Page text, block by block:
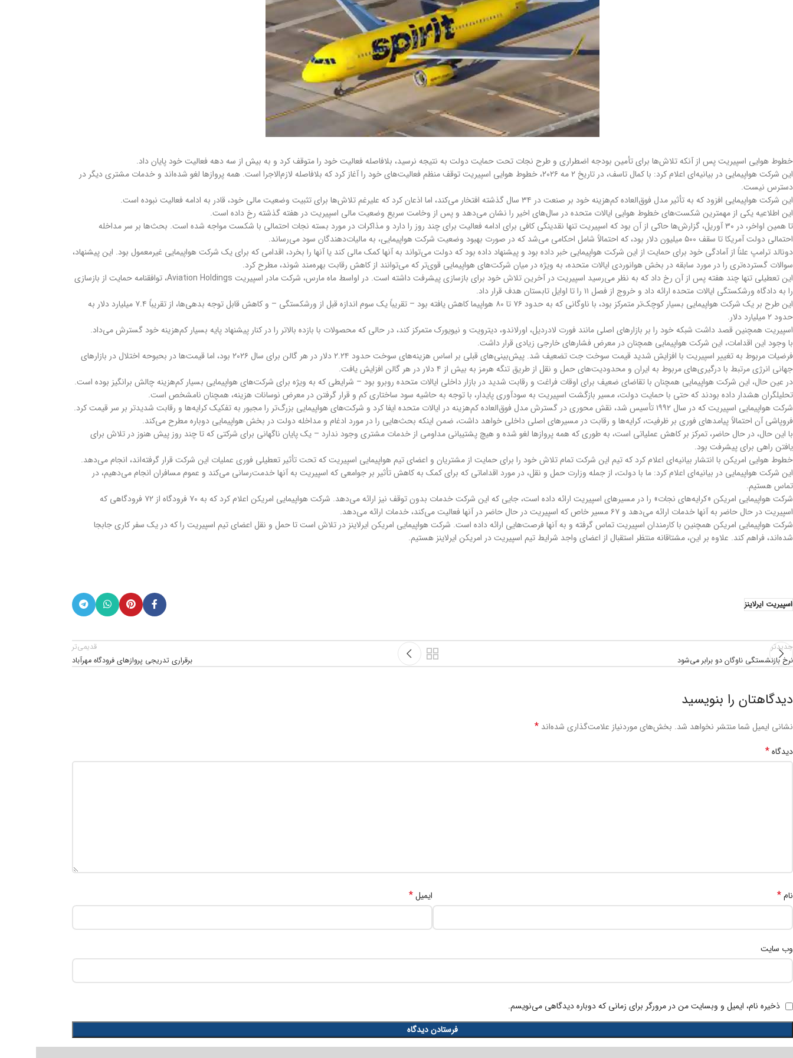
خطوط هوایی اسپیریت پس از آنکه تلاش‌ها برای تأمین بودجه اضطراری و طرح نجات تحت حمایت دولت به نتیجه نرسید، بلافاصله فعالیت خود را متوقف کرد و به بیش از سه دهه فعالیت خود پایان داد.
این شرکت هواپیمایی در بیانیه‌ای اعلام کرد: با کمال تاسف، در تاریخ ۲ مه ۲۰۲۶، خطوط هوایی اسپیریت توقف منظم فعالیت‌های خود را آغاز کرد که بلافاصله لازم‌الاجرا است. همه پروازها لغو شده‌اند و خدمات مشتری دیگر در
دسترس نیست.
این شرکت هواپیمایی افزود که به تأثیر مدل فوق‌العاده کم‌هزینه خود بر صنعت در ۳۴ سال گذشته افتخار می‌کند، اما اذعان کرد که علیرغم تلاش‌ها برای تثبیت وضعیت مالی خود، قادر به ادامه فعالیت نبوده است.
این اطلاعیه یکی از مهمترین شکست‌های خطوط هوایی ایالات متحده در سال‌های اخیر را نشان می‌دهد و پس از وخامت سریع وضعیت مالی اسپیریت در هفته گذشته رخ داده است.
تا همین اواخر، در ۳۰ آوریل، گزارش‌ها حاکی از آن بود که اسپیریت تنها نقدینگی کافی برای ادامه فعالیت برای چند روز را دارد و مذاکرات در مورد بسته نجات احتمالی با شکست مواجه شده است. بحث‌ها بر سر مداخله
احتمالی دولت آمریکا تا سقف ۵۰۰ میلیون دلار بود، که احتمالاً شامل احکامی می‌شد که در صورت بهبود وضعیت شرکت هواپیمایی، به مالیات‌دهندگان سود می‌رساند.
دونالد ترامپ علناً از آمادگی خود برای حمایت از این شرکت هواپیمایی خبر داده بود و پیشنهاد داده بود که دولت می‌تواند به آنها کمک مالی کند یا آنها را بخرد، اقدامی که برای یک شرکت هواپیمایی غیرمعمول بود. این پیشنهاد،
سوالات گسترده‌تری را در مورد سابقه در بخش هوانوردی ایالات متحده، به ویژه در میان شرکت‌های هواپیمایی قوی‌تر که می‌توانند از کاهش رقابت بهره‌مند شوند، مطرح کرد.
این تعطیلی تنها چند هفته پس از آن رخ داد که به نظر می‌رسید اسپیریت در آخرین تلاش خود برای بازسازی پیشرفت داشته است. در اواسط ماه مارس، شرکت مادر اسپیریت Aviation Holdings، توافقنامه حمایت از بازسازی
را به دادگاه ورشکستگی ایالات متحده ارائه داد و خروج از فصل ۱۱ را تا اوایل تابستان هدف قرار داد.
این طرح بر یک شرکت هواپیمایی بسیار کوچک‌تر متمرکز بود، با ناوگانی که به حدود ۷۶ تا ۸۰ هواپیما کاهش یافته بود – تقریباً یک سوم اندازه قبل از ورشکستگی – و کاهش قابل توجه بدهی‌ها، از تقریباً ۷.۴ میلیارد دلار به
حدود ۲ میلیارد دلار.
اسپیریت همچنین قصد داشت شبکه خود را بر بازارهای اصلی مانند فورت لادردیل، اورلاندو، دیترویت و نیویورک متمرکز کند، در حالی که محصولات با بازده بالاتر را در کنار پیشنهاد پایه بسیار کم‌هزینه خود گسترش می‌داد.
با وجود این اقدامات، این شرکت هواپیمایی همچنان در معرض فشارهای خارجی زیادی قرار داشت.
فرضیات مربوط به تغییر اسپیریت با افزایش شدید قیمت سوخت جت تضعیف شد. پیش‌بینی‌های قبلی بر اساس هزینه‌های سوخت حدود ۲.۲۴ دلار در هر گالن برای سال ۲۰۲۶ بود، اما قیمت‌ها در بحبوحه اختلال در بازارهای
جهانی انرژی مرتبط با درگیری‌های مربوط به ایران و محدودیت‌های حمل و نقل از طریق تنگه هرمز به بیش از ۴ دلار در هر گالن افزایش یافت.
در عین حال، این شرکت هواپیمایی همچنان با تقاضای ضعیف برای اوقات فراغت و رقابت شدید در بازار داخلی ایالات متحده روبرو بود – شرایطی که به ویژه برای شرکت‌های هواپیمایی بسیار کم‌هزینه چالش برانگیز بوده است.
تحلیلگران هشدار داده بودند که حتی با حمایت دولت، مسیر بازگشت اسپیریت به سودآوری پایدار، با توجه به حاشیه سود ساختاری کم و قرار گرفتن در معرض نوسانات هزینه، همچنان نامشخص است.
شرکت هواپیمایی اسپیریت که در سال ۱۹۹۲ تأسیس شد، نقش محوری در گسترش مدل فوق‌العاده کم‌هزینه در ایالات متحده ایفا کرد و شرکت‌های هواپیمایی بزرگ‌تر را مجبور به تفکیک کرایه‌ها و رقابت شدیدتر بر سر قیمت کرد.
فروپاشی آن احتمالاً پیامدهای فوری بر ظرفیت، کرایه‌ها و رقابت در مسیرهای اصلی داخلی خواهد داشت، ضمن اینکه بحث‌هایی را در مورد ادغام و مداخله دولت در بخش هواپیمایی دوباره مطرح می‌کند.
با این حال، در حال حاضر، تمرکز بر کاهش عملیاتی است، به طوری که همه پروازها لغو شده و هیچ پشتیبانی مداومی از خدمات مشتری وجود ندارد – یک پایان ناگهانی برای شرکتی که تا چند روز پیش هنوز در تلاش برای
یافتن راهی برای پیشرفت بود.
خطوط هوایی امریکن با انتشار بیانیه‌ای اعلام کرد که تیم این شرکت تمام تلاش خود را برای حمایت از مشتریان و اعضای تیم هواپیمایی اسپیریت که تحت تأثیر تعطیلی فوری عملیات این شرکت قرار گرفته‌اند، انجام می‌دهد.
این شرکت هواپیمایی در بیانیه‌ای اعلام کرد: ما با دولت، از جمله وزارت حمل و نقل، در مورد اقداماتی که برای کمک به کاهش تأثیر بر جوامعی که اسپیریت به آنها خدمت‌رسانی می‌کند و عموم مسافران انجام می‌دهیم، در
تماس هستیم.
شرکت هواپیمایی امریکن «کرایه‌های نجات» را در مسیرهای اسپیریت ارائه داده است، جایی که این شرکت خدمات بدون توقف نیز ارائه می‌دهد. شرکت هواپیمایی امریکن اعلام کرد که به ۷۰ فرودگاه از ۷۲ فرودگاهی که
اسپیریت در حال حاضر به آنها خدمات ارائه می‌دهد و ۶۷ مسیر خاص که اسپیریت در حال حاضر در آنها فعالیت می‌کند، خدمات ارائه می‌دهد.
شرکت هواپیمایی امریکن همچنین با کارمندان اسپیریت تماس گرفته و به آنها فرصت‌هایی ارائه داده است. شرکت هواپیمایی امریکن ایرلاینز در تلاش است تا حمل و نقل اعضای تیم اسپیریت را که در یک سفر کاری جابجا
شده‌اند، فراهم کند. علاوه بر این، مشتاقانه منتظر استقبال از اعضای واجد شرایط تیم اسپیریت در امریکن ایرلاینز هستیم.
اسپیریت ایرلاینز
جدیدتر
نرخ بازنشستگی ناوگان دو برابر می‌شود
قدیمی‌تر
برقراری تدریجی پروازهای فرودگاه مهرآباد
دیدگاهتان را بنویسید
نشانی ایمیل شما منتشر نخواهد شد. بخش‌های موردنیاز علامت‌گذاری شده‌اند *
دیدگاه*
نام* ایمیل*
وب‌ سایت
ذخیره نام، ایمیل و وبسایت من در مرورگر برای زمانی که دوباره دیدگاهی می‌نویسم.